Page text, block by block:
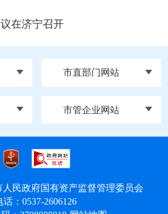
在济宁召开
市直部门网站
市管企业网站
民政府国有资产监督管理委员会
话：0537-2606126